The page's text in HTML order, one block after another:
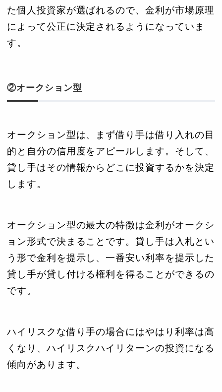
た個人投資家が選ばれるので、金利が市場原理
によって公正に決定されるようになっていま
す。
②オークション型
オークション型は、まず借り手は借り入れの目
的と自分の信用度をアピールします。そして、
貸し手はその情報からどこに投資するかを決定
します。
オークション型の最大の特徴は金利がオークシ
ョン形式で決まることです。貸し手は入札とい
う形で金利を提示し、一番安い利率を提示した
貸し手が貸し付ける権利を得ることができるの
です。
ハイリスクな借り手の場合にはやはり利率は高
くなり、ハイリスクハイリターンの投資になる
傾向があります。